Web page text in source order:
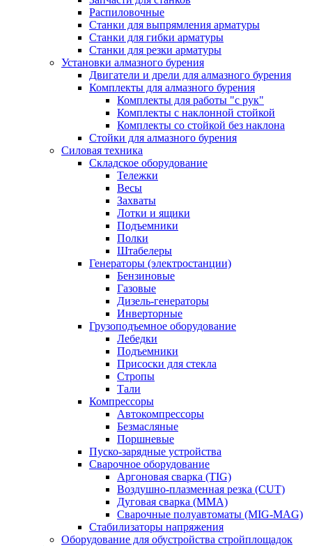
Распиловочные
Станки для выпрямления арматуры
Станки для гибки арматуры
Станки для резки арматуры
Установки алмазного бурения
Двигатели и дрели для алмазного бурения
Комплекты для алмазного бурения
Комплекты для работы "с рук"
Комплекты с наклонной стойкой
Комплекты со стойкой без наклона
Стойки для алмазного бурения
Силовая техника
Складское оборудование
Тележки
Весы
Захваты
Лотки и ящики
Подъемники
Полки
Штабелеры
Генераторы (электростанции)
Бензиновые
Газовые
Дизель-генераторы
Инверторные
Грузоподъемное оборудование
Лебедки
Подъемники
Присоски для стекла
Стропы
Тали
Компрессоры
Автокомпрессоры
Безмасляные
Поршневые
Пуско-зарядные устройства
Сварочное оборудование
Аргоновая сварка (TIG)
Воздушно-плазменная резка (CUT)
Дуговая сварка (ММА)
Сварочные полуавтоматы (MIG-MAG)
Стабилизаторы напряжения
Оборудование для обустройства стройплощадок